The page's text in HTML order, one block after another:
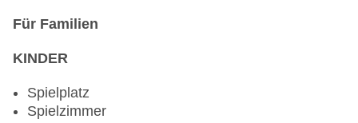
Für Familien
KINDER
Spielplatz
Spielzimmer